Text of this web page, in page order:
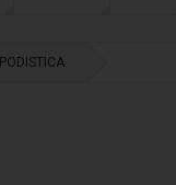
PODISTICA